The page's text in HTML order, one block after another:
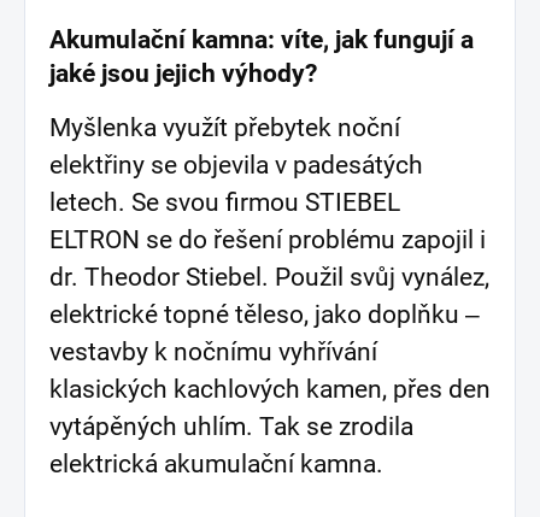
Akumulační kamna: víte, jak fungují a
jaké jsou jejich výhody?
Myšlenka využít přebytek noční
elektřiny se objevila v padesátých
letech. Se svou firmou STIEBEL
ELTRON se do řešení problému zapojil i
dr. Theodor Stiebel. Použil svůj vynález,
elektrické topné těleso, jako doplňku ‒
vestavby k nočnímu vyhřívání
klasických kachlových kamen, přes den
vytápěných uhlím. Tak se zrodila
elektrická akumulační kamna.